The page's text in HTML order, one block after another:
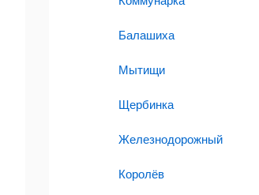
Балашиха
Мытищи
Щербинка
Железнодорожный
Королёв